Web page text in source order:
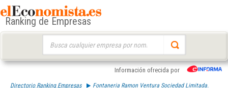
Ranking de Empresas
Información ofrecida por
Directorio Ranking Empresas Fontaneria Ramon Ventura Sociedad Limitada.